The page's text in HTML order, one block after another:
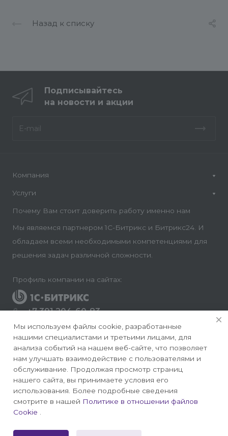
Назад к списку
Подписывайтесь
на новости и акции
Компания
Услуги
Почему Вам стоит доверить работу именно нам
Мы являемся партнером 1С-Битрикс и Битрикс24. И
обладаем всеми необходимыми компетенциями для
решения задач различной сложности.
Профиль компании на сайтах:
+7 391 204-60-83
Заказать звонок
info@conversite.ru
г. Красноярск, ул. Ладо Кецховели 22а, офис 8-28/1
сайтов на 1С-Битрикс
Мы используем файлы cookie, разработанные
нашими специалистами и третьими лицами, для
анализа событий на нашем веб-сайте, что позволяет
нам улучшать взаимодействие с пользователями и
обслуживание. Продолжая просмотр страниц
нашего сайта, вы принимаете условия его
использования. Более подробные сведения
смотрите в нашей Политике в отношении файлов
Cookie